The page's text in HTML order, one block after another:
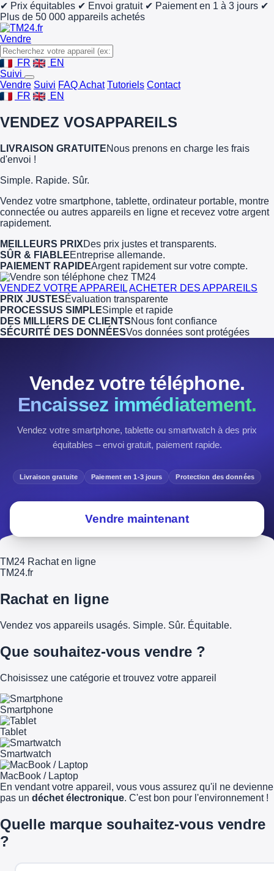
✔ Prix équitables ✔ Envoi gratuit ✔ Paiement en 1 à 3 jours ✔
Plus de 50 000 appareils achetés
Vendre
FR
EN
Suivi
Vendre Suivi FAQ Achat Tutoriels Contact
FR
EN
VENDEZ VOSAPPAREILS
LIVRAISON GRATUITENous prenons en charge les frais
d'envoi !
Simple. Rapide. Sûr.
Vendez votre smartphone, tablette, ordinateur portable, montre
connectée ou autres appareils en ligne et recevez votre argent
rapidement.
MEILLEURS PRIXDes prix justes et transparents.
SÛR & FIABLEEntreprise allemande.
PAIEMENT RAPIDEArgent rapidement sur votre compte.
VENDEZ VOTRE APPAREILACHETER DES APPAREILS
PRIX JUSTESÉvaluation transparente
PROCESSUS SIMPLESimple et rapide
DES MILLIERS DE CLIENTSNous font confiance
SÉCURITÉ DES DONNÉESVos données sont protégées
Vendez votre téléphone.
Encaissez immédiatement.
Vendez votre smartphone, tablette ou smartwatch à des prix
équitables – envoi gratuit, paiement rapide.
Livraison gratuite Paiement en 1-3 jours Protection des données
Vendre maintenant
TM24 Rachat en ligne
TM24.fr
Rachat en ligne
Vendez vos appareils usagés. Simple. Sûr. Équitable.
Que souhaitez-vous vendre ?
Choisissez une catégorie et trouvez votre appareil
Smartphone
Tablet
Smartwatch
MacBook / Laptop
En vendant votre appareil, vous vous assurez qu'il ne devienne
pas un déchet électronique. C'est bon pour l'environnement !
Quelle marque souhaitez-vous vendre
?